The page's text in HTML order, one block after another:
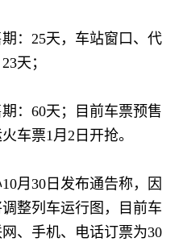
：25天，车站窗口、代
天；
：60天；目前车票预售
车票1月2日开抢。
月30日发布通告称，因
整列车运行图，目前车
、手机、电话订票为30